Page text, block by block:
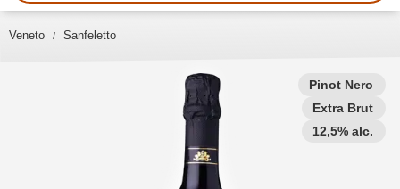
Veneto Sanfeletto
Pinot Nero
Extra Brut
12,5% alc.
gusto, occasione, nome del vino,
vitigno, regione, cantina o altri